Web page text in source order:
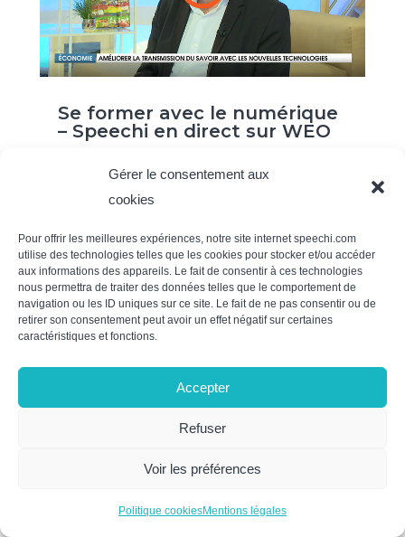
Gérer le consentement aux
cookies
Pour offrir les meilleures expériences, notre site internet speechi.com
utilise des technologies telles que les cookies pour stocker et/ou accéder
aux informations des appareils. Le fait de consentir à ces technologies
nous permettra de traiter des données telles que le comportement de
navigation ou les ID uniques sur ce site. Le fait de ne pas consentir ou de
retirer son consentement peut avoir un effet négatif sur certaines
caractéristiques et fonctions.
Accepter
Refuser
Voir les préférences
Politique cookiesMentions légales
Se former avec le numérique
– Speechi en direct sur WEO
Découvrez le Tableau
Interactif pour Ecole pas cher